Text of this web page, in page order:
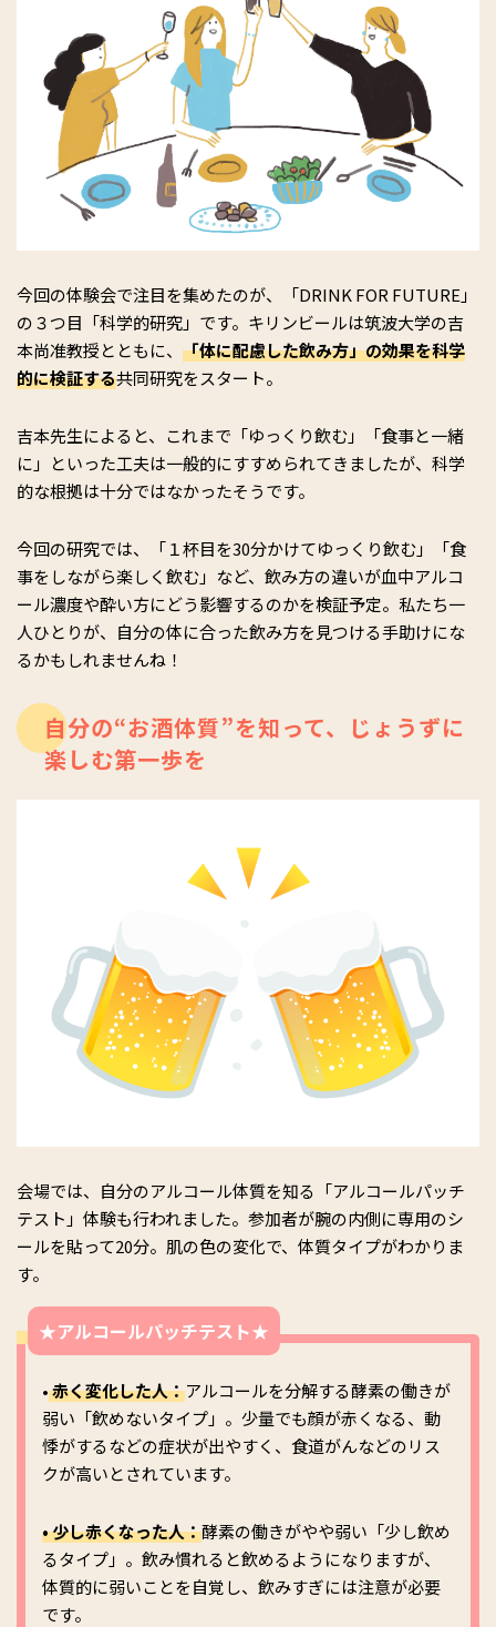
今回の体験会で注目を集めたのが、「DRINK FOR FUTURE」
の３つ目「科学的研究」です。キリンビールは筑波大学の吉
本尚准教授とともに、 「体に配慮した飲み方」の効果を科学
的に検証する共同研究をスタート。
吉本先生によると、これまで「ゆっくり飲む」「食事と一緒
に」といった工夫は一般的にすすめられてきましたが、科学
的な根拠は十分ではなかったそうです。
今回の研究では、「１杯目を30分かけてゆっくり飲む」「食
事をしながら楽しく飲む」など、飲み方の違いが血中アルコ
ール濃度や酔い方にどう影響するのかを検証予定。私たち一
人ひとりが、自分の体に合った飲み方を見つける手助けにな
るかもしれませんね！
自分の“お酒体質”を知って、じょうずに
楽しむ第一歩を
会場では、自分のアルコール体質を知る「アルコールパッチ
テスト」体験も行われました。参加者が腕の内側に専用のシ
ールを貼って20分。肌の色の変化で、体質タイプがわかりま
す。
★アルコールパッチテスト★
•赤く変化した人：アルコールを分解する酵素の働きが
弱い「飲めないタイプ」。少量でも顔が赤くなる、動
悸がするなどの症状が出やすく、食道がんなどのリス
クが高いとされています。
• 少し赤くなった人：酵素の働きがやや弱い「少し飲め
るタイプ」。飲み慣れると飲めるようになりますが、
体質的に弱いことを自覚し、飲みすぎには注意が必要
です。